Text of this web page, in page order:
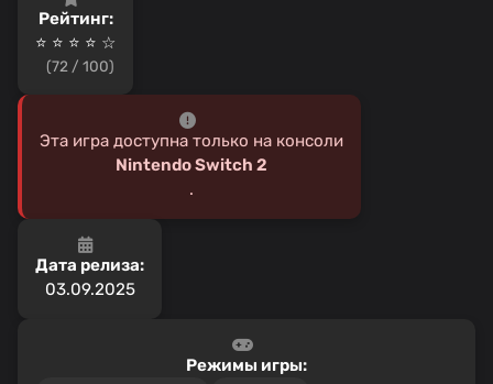
Рейтинг:
⭐ ⭐ ⭐ ⭐️ ☆
(72 / 100)
Эта игра доступна только на консоли
Nintendo Switch 2
.
Дата релиза:
03.09.2025
Режимы игры: